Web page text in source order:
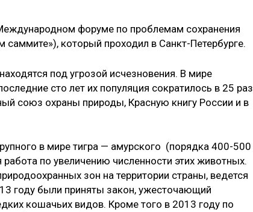
форуме по проблемам сохранения
который проходил в Санкт-Петербурге.
под угрозой исчезновения. В мире
сто лет их популяция сократилось в 25
союз охраны природы, Красную книгу России и в
в мире тигра — амурского (порядка 400-500
по увеличению численности этих животных.
зон на территории страны, ведется
году были приняты закон, ужесточающий
кошачьих видов. Кроме того в 2013 году по